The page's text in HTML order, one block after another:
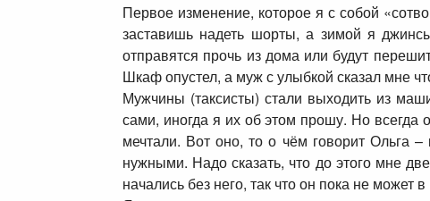
Первое изменение, которое я с собой
заставишь надеть шорты, а зимой я
отправятся прочь из дома или будут
Шкаф опустел, а муж с улыбкой сказал мне
Мужчины (таксисты) стали выходить из
сами, иногда я их об этом прошу. Но всегда
мечтали. Вот оно, то о чём говорит Ольга
нужными. Надо сказать, что до этого мне
начались без него, так что он пока не